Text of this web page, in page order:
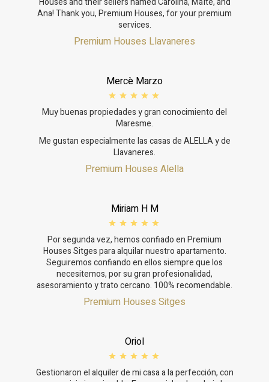
Ana! Thank you, Premium Houses, for your premium
services.
Premium Houses Llavaneres
Mercè Marzo
Muy buenas propiedades y gran conocimiento del
Maresme.
Me gustan especialmente las casas de ALELLA y de
Llavaneres.
Premium Houses Alella
Miriam H M
Por segunda vez, hemos confiado en Premium
Houses Sitges para alquilar nuestro apartamento.
Seguiremos confiando en ellos siempre que los
necesitemos, por su gran profesionalidad,
asesoramiento y trato cercano. 100% recomendable.
Premium Houses Sitges
Oriol
Gestionaron el alquiler de mi casa a la perfección, con